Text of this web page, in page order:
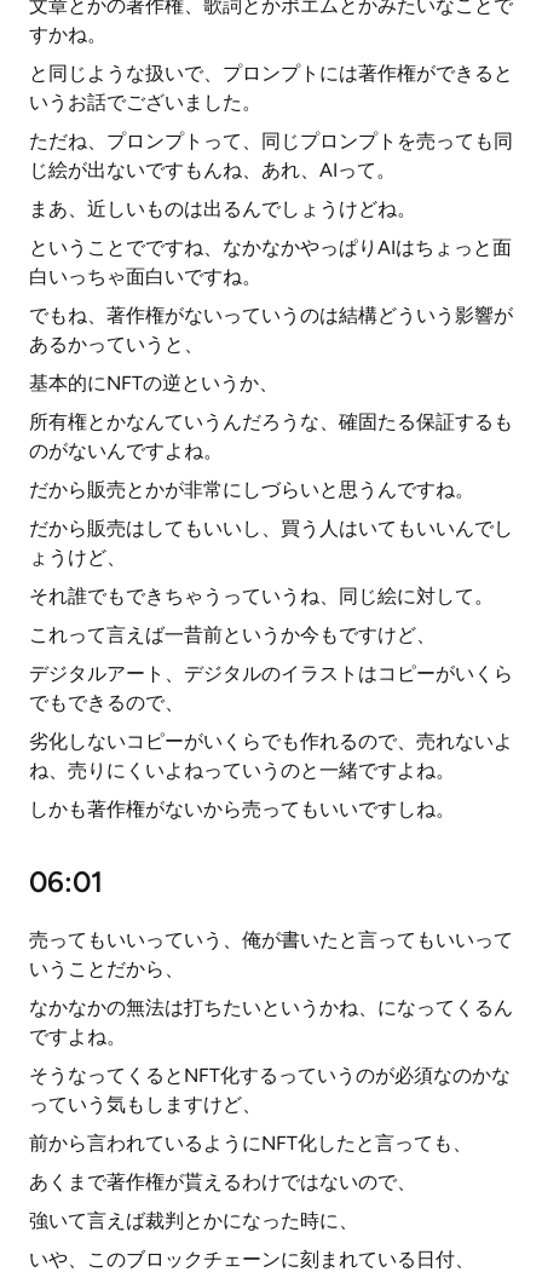
文章とかの著作権、歌詞とかポエムとかみたいなことで
すかね。
と同じような扱いで、プロンプトには著作権ができると
いうお話でございました。
ただね、プロンプトって、同じプロンプトを売っても同
じ絵が出ないですもんね、あれ、AIって。
まあ、近しいものは出るんでしょうけどね。
ということでですね、なかなかやっぱりAIはちょっと面
白いっちゃ面白いですね。
でもね、著作権がないっていうのは結構どういう影響が
あるかっていうと、
基本的にNFTの逆というか、
所有権とかなんていうんだろうな、確固たる保証するも
のがないんですよね。
だから販売とかが非常にしづらいと思うんですね。
だから販売はしてもいいし、買う人はいてもいいんでし
ょうけど、
それ誰でもできちゃうっていうね、同じ絵に対して。
これって言えば一昔前というか今もですけど、
デジタルアート、デジタルのイラストはコピーがいくら
でもできるので、
劣化しないコピーがいくらでも作れるので、売れないよ
ね、売りにくいよねっていうのと一緒ですよね。
しかも著作権がないから売ってもいいですしね。
06:01
売ってもいいっていう、俺が書いたと言ってもいいって
いうことだから、
なかなかの無法は打ちたいというかね、になってくるん
ですよね。
そうなってくるとNFT化するっていうのが必須なのかな
っていう気もしますけど、
前から言われているようにNFT化したと言っても、
あくまで著作権が貰えるわけではないので、
強いて言えば裁判とかになった時に、
いや、このブロックチェーンに刻まれている日付、